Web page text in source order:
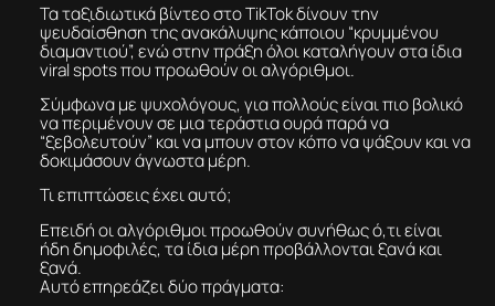
Τα ταξιδιωτικά βίντεο στο TikTok δίνουν την
ψευδαίσθηση της ανακάλυψης κάποιου “κρυμμένου
διαμαντιού”, ενώ στην πράξη όλοι καταλήγουν στα ίδια
viral spots που προωθούν οι αλγόριθμοι.
Σύμφωνα με ψυχολόγους, για πολλούς είναι πιο βολικό
να περιμένουν σε μια τεράστια ουρά παρά να
“ξεβολευτούν” και να μπουν στον κόπο να ψάξουν και να
δοκιμάσουν άγνωστα μέρη.
Τι επιπτώσεις έχει αυτό;
Επειδή οι αλγόριθμοι προωθούν συνήθως ό,τι είναι
ήδη δημοφιλές, τα ίδια μέρη προβάλλονται ξανά και
ξανά.
Αυτό επηρεάζει δύο πράγματα: